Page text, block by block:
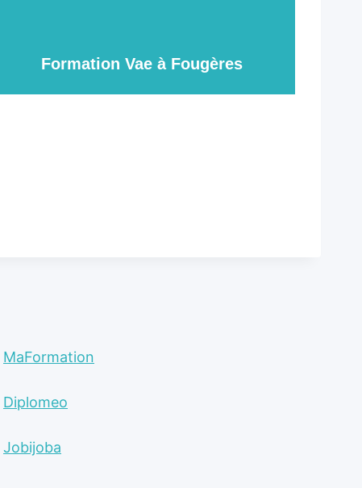
Formation Vae à Fougères
MaFormation
Diplomeo
Jobijoba